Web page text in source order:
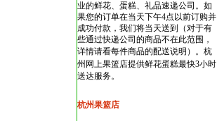
业的鲜花、蛋糕、礼品速递公司。如
果您的订单在当天下午4点以前订购并
成功付款，我们将当天送到（对于有
些通过快递公司的商品不在此范围，
详情请看每件商品的配送说明）。 杭
州网上果篮店提供鲜花蛋糕最快3小时
送达服务。
杭州果篮店